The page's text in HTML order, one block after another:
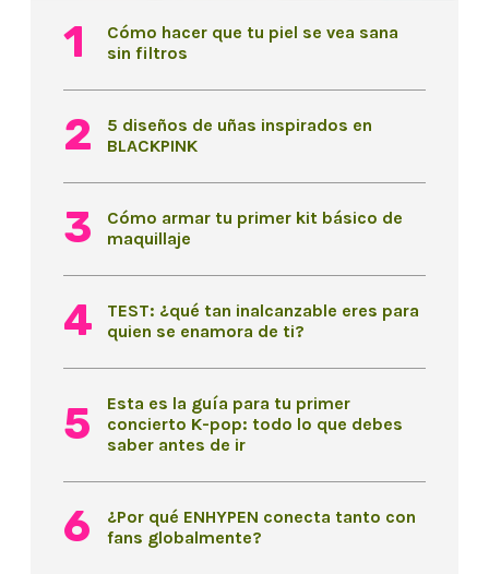
Cómo hacer que tu piel se vea sana
sin filtros
5 diseños de uñas inspirados en
BLACKPINK
Cómo armar tu primer kit básico de
maquillaje
TEST: ¿qué tan inalcanzable eres para
quien se enamora de ti?
Esta es la guía para tu primer
concierto K-pop: todo lo que debes
saber antes de ir
¿Por qué ENHYPEN conecta tanto con
fans globalmente?